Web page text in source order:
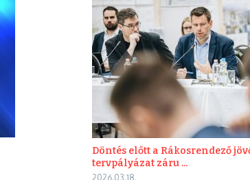
Döntés előtt a Rákosrendező
tervpályázat záru ...
2026.03.18.